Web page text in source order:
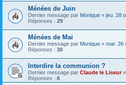
Ménées de Juin
Dernier message par Monique « jeu. 28
Réponses : 29
Ménées de Mai
Dernier message par Monique « mar. 26
Réponses : 30
Interdire la communion ?
Dernier message par Claude le Liseur«
Réponses : 6